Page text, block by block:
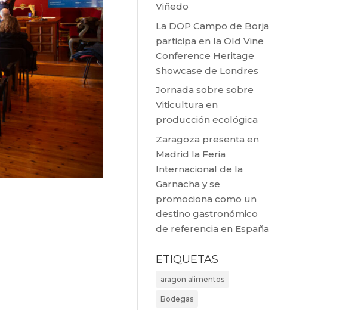
Viñedo
La DOP Campo de Borja
participa en la Old Vine
Conference Heritage
Showcase de Londres
Jornada sobre sobre
Viticultura en
producción ecológica
Zaragoza presenta en
Madrid la Feria
Internacional de la
Garnacha y se
promociona como un
destino gastronómico
de referencia en España
ETIQUETAS
aragon alimentos
Bodegas